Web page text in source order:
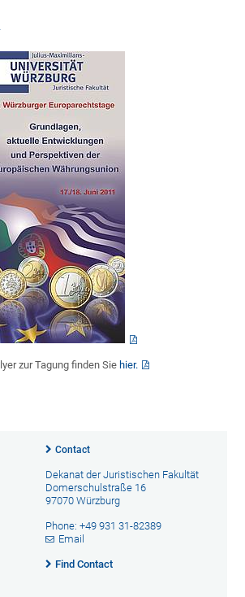
zur Tagung finden Sie hier.
Contact
Dekanat der Juristischen Fakultät
Domerschulstraße 16
97070 Würzburg
Phone: +49 931 31-82389
Email
Find Contact